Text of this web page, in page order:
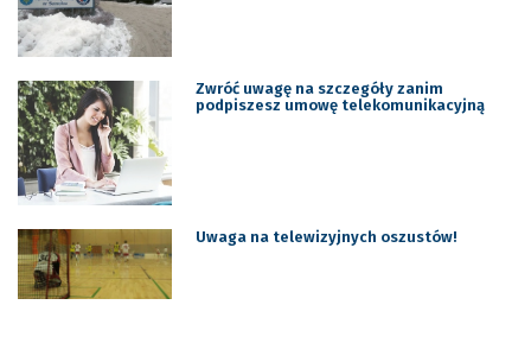
Zwróć uwagę na szczegóły zanim
podpiszesz umowę telekomunikacyjną
Uwaga na telewizyjnych oszustów!